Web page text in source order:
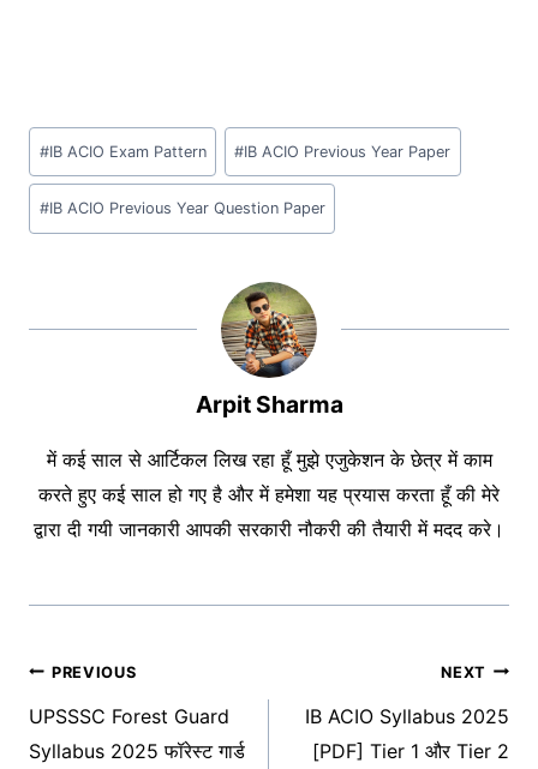
Post
Tags:
#IB ACIO Exam Pattern #IB ACIO Previous Year Paper
#IB ACIO Previous Year Question Paper
Arpit Sharma
में कई साल से आर्टिकल लिख रहा हूँ मुझे एजुकेशन के छेत्र में काम
करते हुए कई साल हो गए है और में हमेशा यह प्रयास करता हूँ की मेरे
द्वारा दी गयी जानकारी आपकी सरकारी नौकरी की तैयारी में मदद करे।
Post
navigation
PREVIOUS
UPSSSC Forest Guard
Syllabus 2025 फॉरेस्ट गार्ड
NEXT
IB ACIO Syllabus 2025
[PDF] Tier 1 और Tier 2